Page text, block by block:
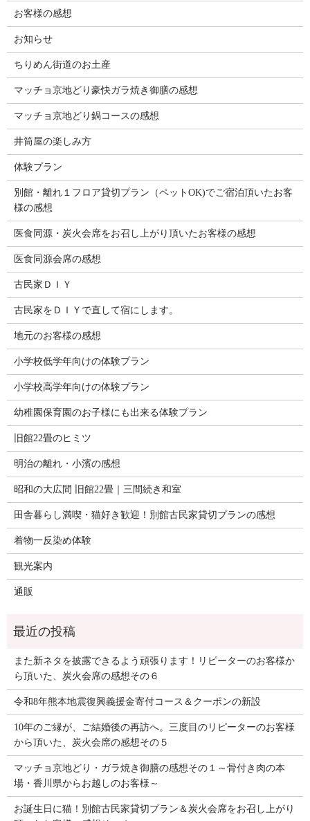
お客様の感想
お知らせ
ちりめん街道のお土産
マッチョ京地どり豪快ガラ焼き御膳の感想
マッチョ京地どり鍋コースの感想
井筒屋の楽しみ方
体験プラン
別館・離れ１フロア貸切プラン（ペットOK)でご宿泊頂いたお客
様の感想
医食同源・炭火会席をお召し上がり頂いたお客様の感想
医食同源会席の感想
古民家ＤＩＹ
古民家をＤＩＹで直して宿にします。
地元のお客様の感想
小学校低学年向けの体験プラン
小学校高学年向けの体験プラン
幼稚園保育園のお子様にも出来る体験プラン
旧館22畳のヒミツ
明治の離れ・小濱の感想
昭和の大広間 旧館22畳｜三間続き和室
田舎暮らし満喫・猫好き歓迎！別館古民家貸切プランの感想
着物一反染め体験
観光案内
通販
また新ネタを披露できるよう頑張ります！リピーターのお客様か
ら頂いた、炭火会席の感想その６
令和8年熊本地震復興義援金寄付コース＆クーポンの新設
10年のご縁が、ご結婚後の再訪へ。三度目のリピーターのお客様
から頂いた、炭火会席の感想その５
マッチョ京地どり・ガラ焼き御膳の感想その１～骨付き肉の本
場・香川県からお越しのお客様～
お誕生日に猫！別館古民家貸切プラン＆炭火会席をお召し上がり